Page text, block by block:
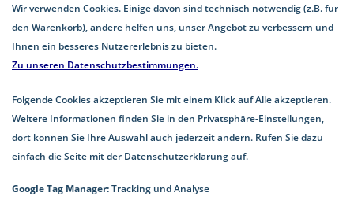
Wir verwenden Cookies. Einige davon sind technisch notwendig (z.B. für
den Warenkorb), andere helfen uns, unser Angebot zu verbessern und
Ihnen ein besseres Nutzererlebnis zu bieten.
Zu unseren Datenschutzbestimmungen.
Folgende Cookies akzeptieren Sie mit einem Klick auf Alle akzeptieren.
Weitere Informationen finden Sie in den Privatsphäre-Einstellungen,
dort können Sie Ihre Auswahl auch jederzeit ändern. Rufen Sie dazu
einfach die Seite mit der Datenschutzerklärung auf.
Google Tag Manager:Tracking und Analyse